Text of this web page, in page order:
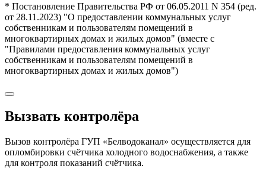
* Постановление Правительства РФ от 06.05.2011 N 354 (ред.
от 28.11.2023) "О предоставлении коммунальных услуг
собственникам и пользователям помещений в
многоквартирных домах и жилых домов" (вместе с
"Правилами предоставления коммунальных услуг
собственникам и пользователям помещений в
многоквартирных домах и жилых домов")
Вызвать контролёра
Вызов контролёра ГУП «Белводоканал» осуществляется для
опломбировки счётчика холодного водоснабжения, а также
для контроля показаний счётчика.